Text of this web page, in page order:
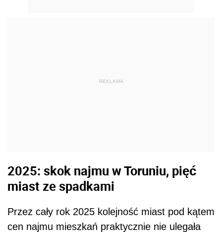
REKLAMA
2025: skok najmu w Toruniu, pięć
miast ze spadkami
Przez cały rok 2025 kolejność miast pod kątem
cen najmu mieszkań praktycznie nie ulegała